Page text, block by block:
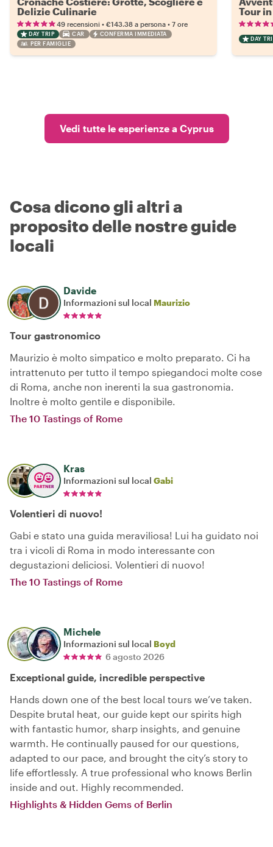
Delizie Culinarie
49 recensioni • €143.38 a persona • 7 ore
DAY TRIP CAR
CONFERMA IMMEDIATA
PER FAMIGLIE
Tour
DAY
Vedi tutte le esperienze a Cyprus
Cosa dicono gli altri a
proposito delle nostre guide
locali
Davide
Informazioni sul local Maurizio
Tour gastronomico
Maurizio è molto simpatico e molto preparato. Ci ha
intrattenuto per tutto il tempo spiegandoci molte cose
di Roma, anche non inerenti la sua gastronomia.
Inoltre è molto gentile e disponibile.
The 10 Tastings of Rome
Kras
Informazioni sul local Gabi
Volentieri di nuovo!
Gabi e stato una guida meraviliosa! Lui ha guidato noi
tra i vicoli di Roma in modo interessante con
degustazioni deliciosi. Volentieri di nuovo!
The 10 Tastings of Rome
Michele
Informazioni sul local Boyd
6 agosto 2026
Exceptional guide, incredible perspective
Hands down one of the best local tours we’ve taken.
Despite brutal heat, our guide kept our spirits high
with fantastic humor, sharp insights, and genuine
warmth. He continually paused for our questions,
adapted to our pace, and brought the city’s story to
life effortlessly. A true professional who knows Berlin
inside and out. Highly recommended.
Highlights & Hidden Gems of Berlin